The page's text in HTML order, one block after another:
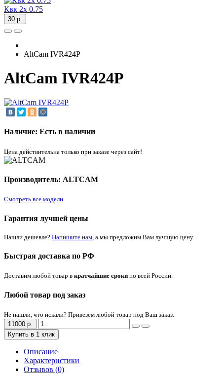
Квк 2х 0.75
30 р.
AltCam IVR424P
AltCam IVR424P
Наличие: Есть в наличии
Цена действительна только при заказе через сайт!
Производитель: ALTCAM
Смотреть все модели
Гарантия лучшей цены
Нашли дешевле? Напишите нам , а мы предложим Вам лучшую цену.
Быстрая доставка по РФ
Доставим любой товар в кратчайшие сроки по всей России.
Любой товар под заказ
Не нашли, что искали? Привезем любой товар под Ваш заказ.
11000 р.
Купить в 1 клик
Описание
Характеристики
Отзывов (0)